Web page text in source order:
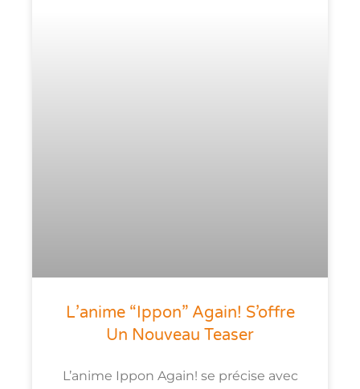
L’anime “Ippon” Again! S’offre
Un Nouveau Teaser
L’anime Ippon Again! se précise avec